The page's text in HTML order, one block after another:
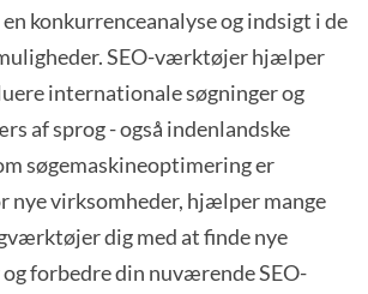
en konkurrenceanalyse og indsigt i de
SEO-værktøjer hjælper
internationale søgninger og
af sprog - også indenlandske
søgemaskineoptimering er
nye virksomheder, hjælper mange
dig med at finde nye
forbedre din nuværende SEO-